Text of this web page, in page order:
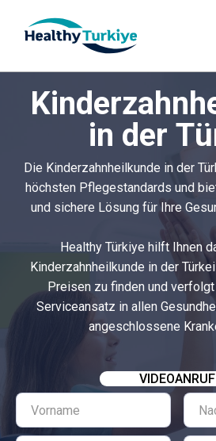
p
in der
Die Kinderzahnheilkunde in der
höchsten Pflegestandards und
und sichere Lösung für Ihre
Healthy Türkiye hilft Ihnen
Kinderzahnheilkunde in der
Preisen zu finden und
Serviceansatz in allen
angeschlossene
VIDEOANRUF